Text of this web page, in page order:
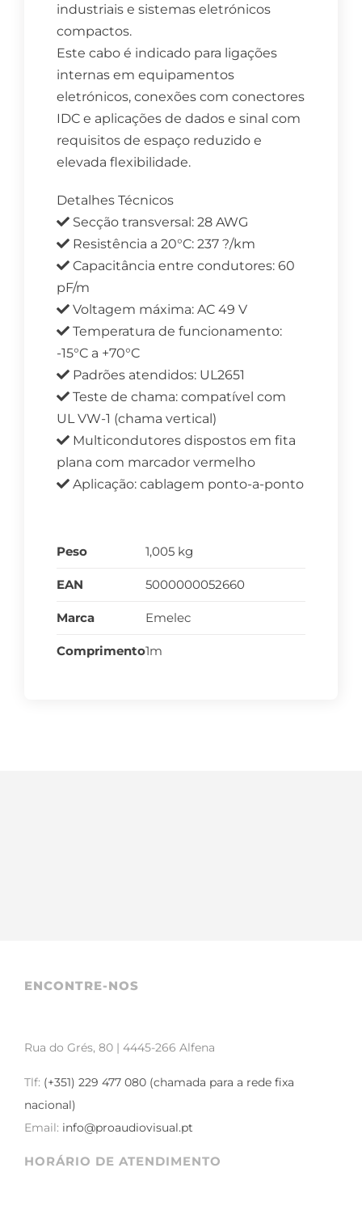
industriais e sistemas eletrónicos
compactos.
Este cabo é indicado para ligações
internas em equipamentos
eletrónicos, conexões com conectores
IDC e aplicações de dados e sinal com
requisitos de espaço reduzido e
elevada flexibilidade.
Detalhes Técnicos
Secção transversal: 28 AWG
Resistência a 20°C: 237 ?/km
Capacitância entre condutores: 60
pF/m
Voltagem máxima: AC 49 V
Temperatura de funcionamento:
-15°C a +70°C
Padrões atendidos: UL2651
Teste de chama: compatível com
UL VW-1 (chama vertical)
Multicondutores dispostos em fita
plana com marcador vermelho
Aplicação: cablagem ponto-a-ponto
Peso 1,005 kg
EAN 5000000052660
Marca Emelec
Comprimento1m
ENCONTRE-NOS
Rua do Grés, 80 | 4445-266 Alfena
Tlf: (+351) 229 477 080 (chamada para a rede fixa
nacional)
Email: info@proaudiovisual.pt
HORÁRIO DE ATENDIMENTO